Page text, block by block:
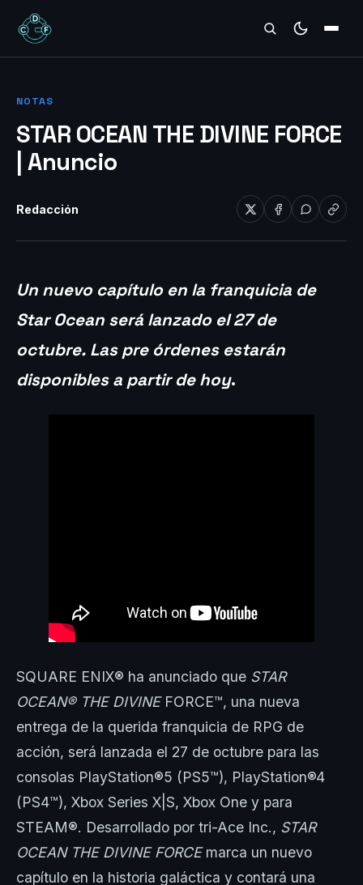
REVIEWS
NOTAS
STAR OCEAN THE DIVINE FORCE
| Anuncio
Redacción
Un nuevo capítulo en la franquicia de
Star Ocean será lanzado el 27 de
octubre. Las pre órdenes estarán
disponibles a partir de hoy.
SQUARE ENIX® ha anunciado que STAR
OCEAN® THE DIVINEFORCE™, una nueva
entrega de la querida franquicia de RPG de
acción, será lanzada el 27 de octubre para las
consolas PlayStation®5 (PS5™), PlayStation®4
(PS4™), Xbox Series X|S, Xbox One y para
STEAM®. Desarrollado por tri-Ace Inc., STAR
OCEAN THE DIVINE FORCEmarca un nuevo
capítulo en la historia galáctica y contará una